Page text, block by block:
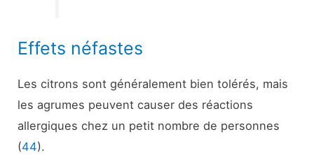
Effets néfastes
Les citrons sont généralement bien tolérés, mais
les agrumes peuvent causer des réactions
allergiques chez un petit nombre de personnes
(44).